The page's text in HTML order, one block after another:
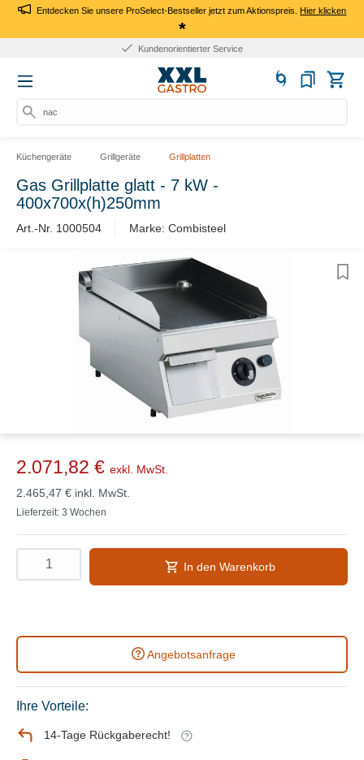
Entdecken Sie unsere ProSelect-Bestseller jetzt zum Aktionspreis.Hier klicken
*
Kundenorientierter Service
nach
Küchengeräte Grillgeräte Grillplatten
Gas Grillplatte glatt - 7 kW -
400x700x(h)250mm
Art.-Nr. 1000504 Marke: Combisteel
2.071,82 € exkl. MwSt.
2.465,47 € inkl. MwSt.
Lieferzeit: 3 Wochen
In den Warenkorb
Angebotsanfrage
Ihre Vorteile:
14-Tage Rückgaberecht!